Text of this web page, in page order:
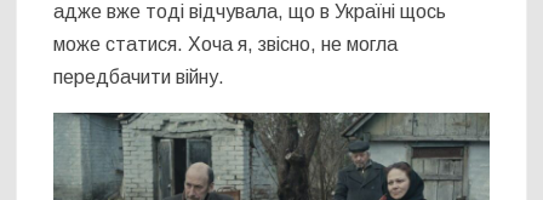
адже вже тоді відчувала, що в Україні щось
може статися. Хоча я, звісно, не могла
передбачити війну.